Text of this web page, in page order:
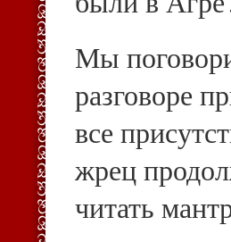
Мы
разговоре
все
жрец
читать